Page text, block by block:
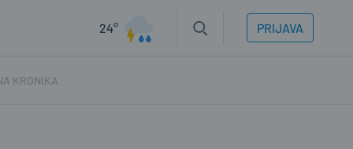
24° PRIJAVA
KRONIKA